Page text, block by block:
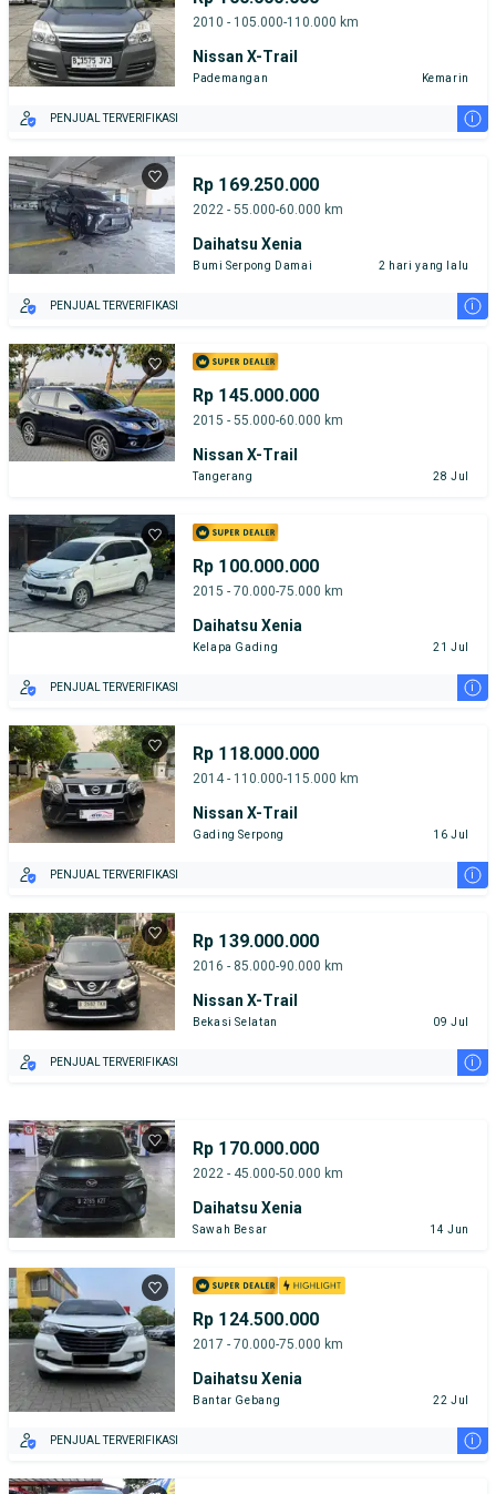
2010 - 105.000-110.000 km
Nissan X-Trail
Pademangan Kemarin
PENJUAL TERVERIFIKASI i
Rp 169.250.000
2022 - 55.000-60.000 km
Daihatsu Xenia
Bumi Serpong Damai 2 hari yang lalu
PENJUAL TERVERIFIKASI i
Rp 145.000.000
2015 - 55.000-60.000 km
Nissan X-Trail
Tangerang 28 Jul
Rp 100.000.000
2015 - 70.000-75.000 km
Daihatsu Xenia
Kelapa Gading 21 Jul
PENJUAL TERVERIFIKASI i
Rp 118.000.000
2014 - 110.000-115.000 km
Nissan X-Trail
Gading Serpong 16 Jul
PENJUAL TERVERIFIKASI i
Rp 139.000.000
2016 - 85.000-90.000 km
Nissan X-Trail
Bekasi Selatan 09 Jul
PENJUAL TERVERIFIKASI i
Rp 170.000.000
2022 - 45.000-50.000 km
Daihatsu Xenia
Sawah Besar 14 Jun
Rp 124.500.000
2017 - 70.000-75.000 km
Daihatsu Xenia
Bantar Gebang 22 Jul
PENJUAL TERVERIFIKASI i